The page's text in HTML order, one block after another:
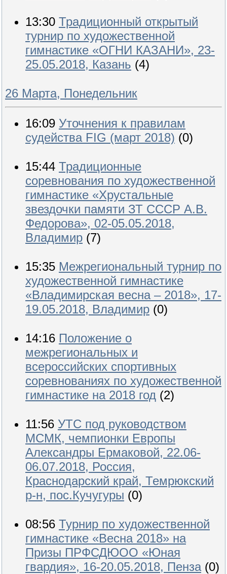
13:30 Традиционный открытый
турнир по художественной
гимнастике «ОГНИ КАЗАНИ», 23-
25.05.2018, Казань (4)
26 Марта, Понедельник
16:09 Уточнения к правилам
судейства FIG (март 2018) (0)
15:44 Традиционные
соревнования по художественной
гимнастике «Хрустальные
звездочки памяти ЗТ СССР А.В.
Федорова», 02-05.05.2018,
Владимир (7)
15:35 Межрегиональный турнир по
художественной гимнастике
«Владимирская весна – 2018», 17-
19.05.2018, Владимир (0)
14:16 Положение о
межрегиональных и
всероссийских спортивных
соревнованиях по художественной
гимнастике на 2018 год (2)
11:56 УТС под руководством
МСМК, чемпионки Европы
Александры Ермаковой, 22.06-
06.07.2018, Россия,
Краснодарский край, Темрюкский
р-н, пос.Кучугуры (0)
08:56 Турнир по художественной
гимнастике «Весна 2018» на
Призы ПРФСДЮОО «Юная
гвардия», 16-20.05.2018, Пенза (0)